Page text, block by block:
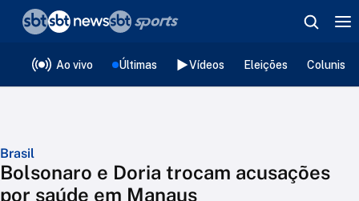
Ao vivo Últimas Vídeos Eleições
Brasil
Bolsonaro e Doria trocam acusações
por saúde em Manaus
❮voltar
Editorias